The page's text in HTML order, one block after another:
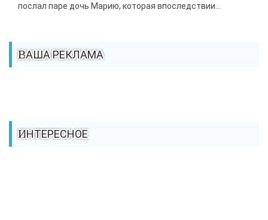
послал паре дочь Марию, которая впоследствии...
ВАША РЕКЛАМА
ИНТЕРЕСНОЕ